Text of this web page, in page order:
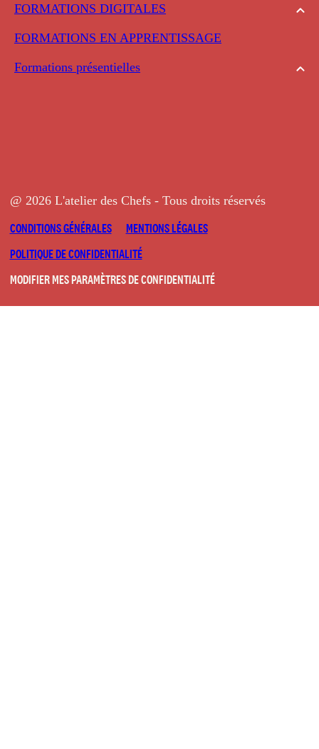
FORMATIONS DIGITALES
FORMATIONS EN APPRENTISSAGE
Formations présentielles
@ 2026 L'atelier des Chefs - Tous droits réservés
CONDITIONS GÉNÉRALES
MENTIONS LÉGALES
POLITIQUE DE CONFIDENTIALITÉ
MODIFIER MES PARAMÈTRES DE CONFIDENTIALITÉ